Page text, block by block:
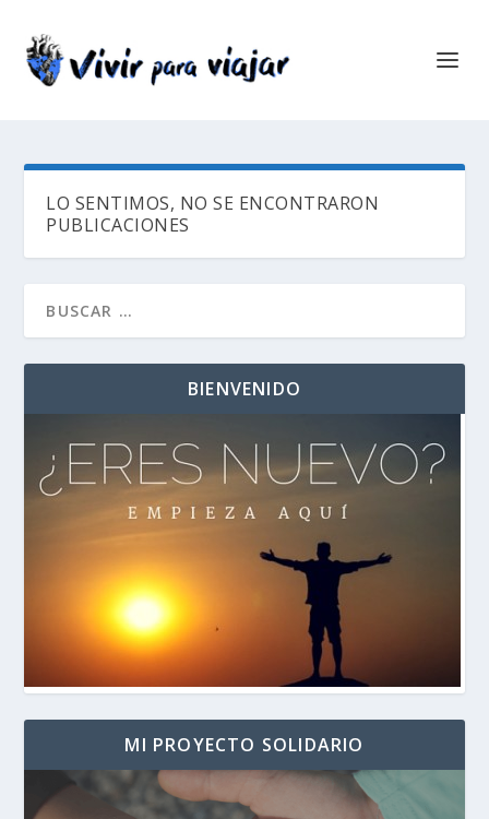
LO SENTIMOS, NO SE ENCONTRARON
PUBLICACIONES
BIENVENIDO
MI PROYECTO SOLIDARIO